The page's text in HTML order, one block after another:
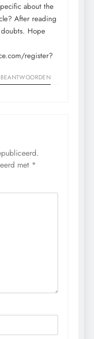
about the
After reading
Hope
register?
BEANTWOORDEN
met *